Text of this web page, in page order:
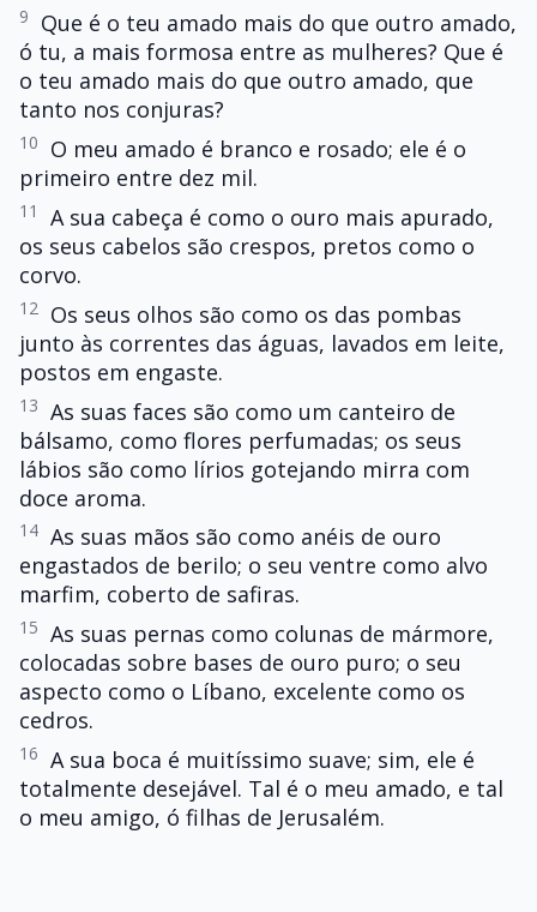
9
Que é o teu amado mais do que outro amado,
ó tu, a mais formosa entre as mulheres? Que é
o teu amado mais do que outro amado, que
tanto nos conjuras?
10
O meu amado é branco e rosado; ele é o
primeiro entre dez mil.
11
A sua cabeça é como o ouro mais apurado,
os seus cabelos são crespos, pretos como o
corvo.
12
Os seus olhos são como os das pombas
junto às correntes das águas, lavados em leite,
postos em engaste.
13 As suas faces são como um canteiro de
bálsamo, como flores perfumadas; os seus
lábios são como lírios gotejando mirra com
doce aroma.
14 As suas mãos são como anéis de ouro
engastados de berilo; o seu ventre como alvo
marfim, coberto de safiras.
15 As suas pernas como colunas de mármore,
colocadas sobre bases de ouro puro; o seu
aspecto como o Líbano, excelente como os
cedros.
16 A sua boca é muitíssimo suave; sim, ele é
totalmente desejável. Tal é o meu amado, e tal
o meu amigo, ó filhas de Jerusalém.